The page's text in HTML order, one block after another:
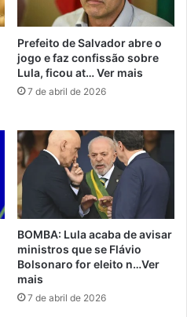
Prefeito de Salvador abre o
jogo e faz confissão sobre
Lula, ficou at… Ver mais
7 de abril de 2026
BOMBA: Lula acaba de avisar
ministros que se Flávio
Bolsonaro for eleito n…Ver
mais
7 de abril de 2026